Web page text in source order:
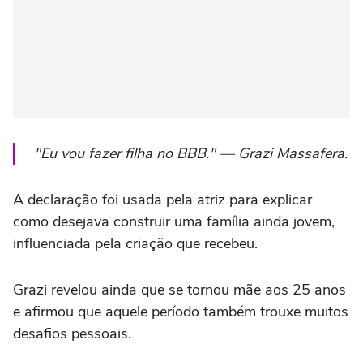
"Eu vou fazer filha no BBB." — Grazi Massafera.
A declaração foi usada pela atriz para explicar
como desejava construir uma família ainda jovem,
influenciada pela criação que recebeu.
Grazi revelou ainda que se tornou mãe aos 25 anos
e afirmou que aquele período também trouxe muitos
desafios pessoais.